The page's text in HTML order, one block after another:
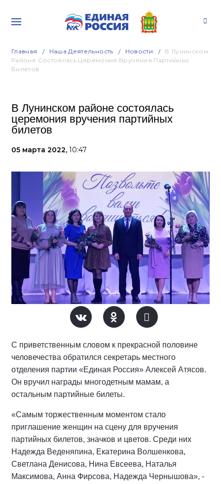
Главная Наша Деятельность Новости
В Лунинском
Районе Состоялась Церемония Вручения Партийных
Билетов
В Лунинском районе состоялась
церемония вручения партийных
билетов
05 марта 2022, 10:47
С приветственным словом к прекрасной половине
человечества обратился секретарь местного
отделения партии «Единая Россия» Алексей Атясов.
Он вручил награды многодетным мамам, а
остальным партийные билеты.
«Самым торжественным моментом стало
приглашение женщин на сцену для вручения
партийных билетов, значков и цветов. Среди них
Надежда Веденяпина, Екатерина Волшенкова,
Светлана Денисова, Нина Евсеева, Наталья
Максимова, Анна Фирсова, Надежда Чернышова», -